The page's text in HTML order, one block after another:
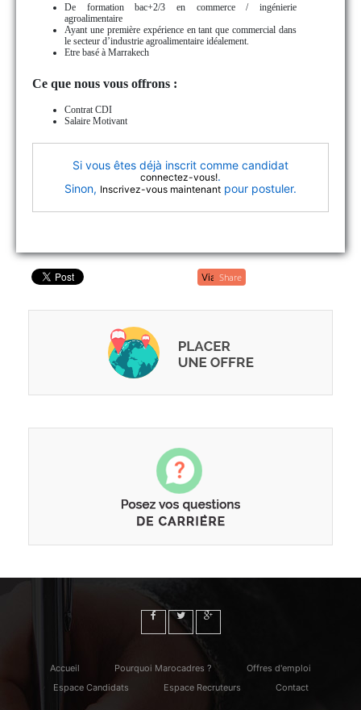
De formation bac+2/3 en commerce / ingénierie
agroalimentaire
Ayant une première expérience en tant que commercial dans
le secteur d’industrie agroalimentaire idéalement.
Etre basé à Marrakech
Ce que nous vous offrons :
Contrat CDI
Salaire Motivant
Si vous êtes déjà inscrit comme candidat
connectez-vous!.
Sinon, Inscrivez-vous maintenant pour postuler.
Share
Accueil Pourquoi Marocadres ?
Offres d'emploi
Espace Candidats
Espace Recruteurs Contact